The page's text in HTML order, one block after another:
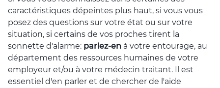
caractéristiques dépeintes plus haut, si vous vous
posez des questions sur votre état ou sur votre
situation, si certains de vos proches tirent la
sonnette d'alarme: parlez-en à votre entourage, au
département des ressources humaines de votre
employeur et/ou à votre médecin traitant. Il est
essentiel d'en parler et de chercher de l'aide